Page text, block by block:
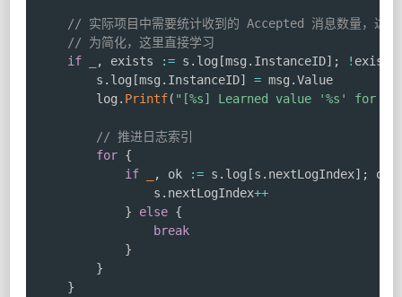
// 实际项目中需要统计收到的 Accepted 消息数量，达到
// 为简化，这里直接学习
if
, exists := s . log [msg . InstanceID] ; !
        s
. log [msg . InstanceID] = msg .Value
        log
. Printf( "[%s] Learned value '%s' for
// 推进日志索引
for {
if
, ok := s . log [s . nextLogIndex] ; ok
                s
. nextLogIndex++
}
else {
break
}
}
}